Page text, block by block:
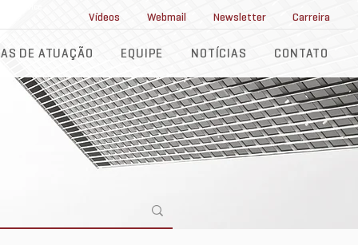
Vídeos Webmail Newsletter Carreira
DE ATUAÇÃO EQUIPE NOTÍCIAS CONTATO